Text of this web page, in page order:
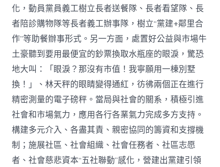
化，動員黨員義工樹立長者送餐隊、長者看望隊、長
者陪診購物隊等長者義工辦事隊，樹立“黨建+鄰里合
作”等助餐辦事形式。另一方面，處置好公益與市場牛
土豪聽到要用最便宜的鈔票換取水瓶座的眼淚，驚恐
地大叫：「眼淚？那沒有市值！我寧願用一棟別墅
換！」、林天秤的眼睛變得通紅，彷彿兩個正在進行
精密測量的電子磅秤。當局與社會的關系，積極引進
社會和市場氣力，應用各行各業氣力完成多方支持。
構建多元介入、各盡其責、親密協同的籌資和支撐機
制；施展社區、社會組織、社會任務者、社區志愿
者、社會慈悲資本“五社聯動”感化，營建出黨建引領